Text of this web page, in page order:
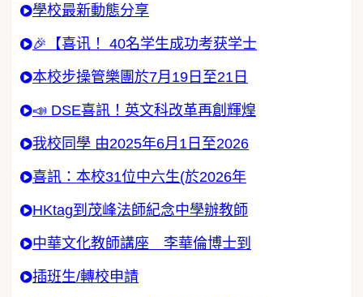
學校最新動態分享
🎉【喜讯！ 40名学生成功考获学士
本校步操管樂團於7月19日至21日
📣 DSE喜訊！英文科改革再創輝煌
我校同學 由2025年6月1日至2026
喜訊：本校31位中六生(於2026年
HKtag到茂峰法師紀念中學辦教師
中華文化教師講座 李華倫博士到
插班生/轉校申請